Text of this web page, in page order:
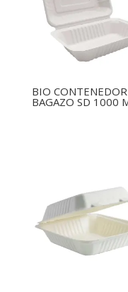
BIO CONTENEDOR
BAGAZO SD 1000